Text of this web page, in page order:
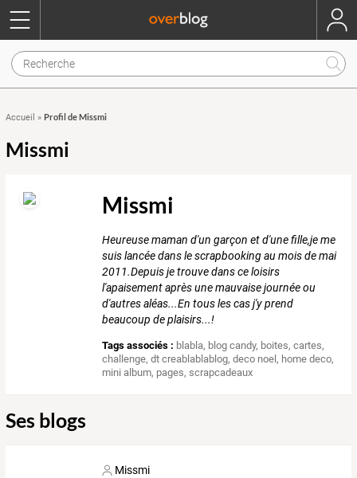
Accueil » Profil de Missmi
Missmi
Missmi
Heureuse maman d'un garçon et d'une fille,je me
suis lancée dans le scrapbooking au mois de mai
2011.Depuis je trouve dans ce loisirs
l'apaisement après une mauvaise journée ou
d'autres aléas...En tous les cas j'y prend
beaucoup de plaisirs...!
Tags associés : blabla, blog candy, boites,cartes,
challenge,dt creablablablog,deco noel, home deco,
mini album, pages,scrapcadeaux
Ses blogs
Missmi